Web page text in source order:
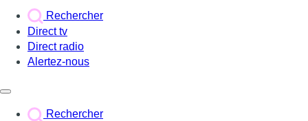
Rechercher
Direct tv
Direct radio
Alertez-nous
Rechercher